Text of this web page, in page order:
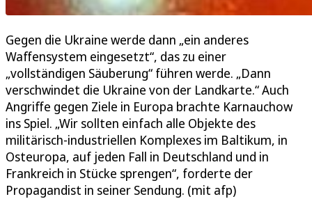
Gegen die Ukraine werde dann „ein anderes
Waffensystem eingesetzt“, das zu einer
„vollständigen Säuberung“ führen werde. „Dann
verschwindet die Ukraine von der Landkarte.“ Auch
Angriffe gegen Ziele in Europa brachte Karnauchow
ins Spiel. „Wir sollten einfach alle Objekte des
militärisch-industriellen Komplexes im Baltikum, in
Osteuropa, auf jeden Fall in Deutschland und in
Frankreich in Stücke sprengen“, forderte der
Propagandist in seiner Sendung. (mit afp)